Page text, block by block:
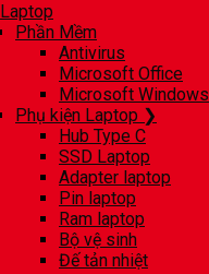
Laptop
Phần Mềm
Antivirus
Microsoft Office
Microsoft Windows
Phụ kiện Laptop ❯
Hub Type C
SSD Laptop
Adapter laptop
Pin laptop
Ram laptop
Bộ vệ sinh
Đế tản nhiệt